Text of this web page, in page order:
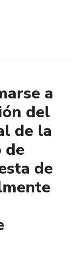
de búsqueda
a
del
de la
de
de